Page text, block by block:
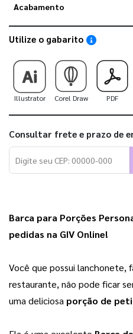
Acabamento
Utilize o gabarito Saiba
Illustrator Corel Draw PDF
Consultar frete e prazo de
Barca para Porções
pedidas na GIV Online!
Você que possui lanchonete,
restaurante, não pode ficar
uma deliciosa porção de